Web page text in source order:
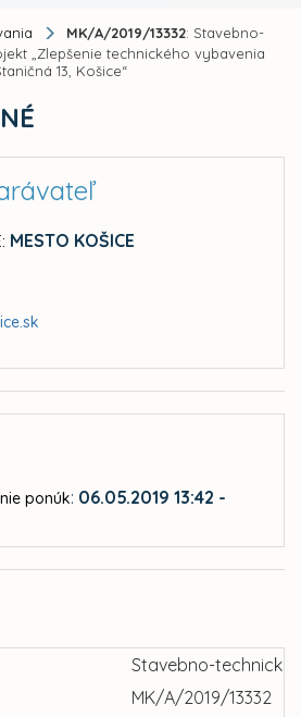
MK/A/2019/13332: Stavebno-
„Zlepšenie technického vybavenia
13, Košice“
MESTO KOŠICE
ponúk: 06.05.2019 13:42 -
Stavebno-technické
MK/A/2019/13332